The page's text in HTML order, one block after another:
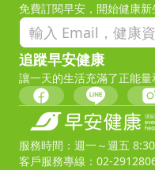
免費訂閱早安，開始健康新
追蹤早安健康
讓一天的生活充滿了正能量
服務時間：週一～週五
客戶服務專線：02-